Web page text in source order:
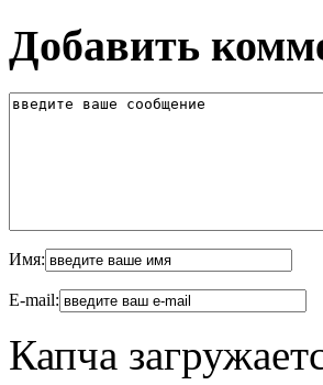
Добавить
Имя:
E-mail:
Капча